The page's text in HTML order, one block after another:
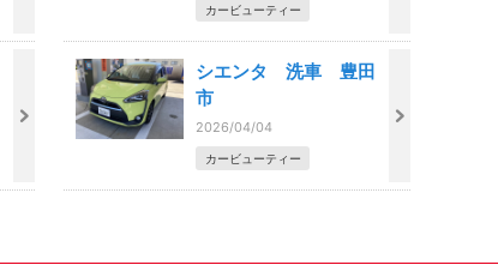
カービューティー
シエンタ 洗車 豊田
市
2026/04/04
カービューティー